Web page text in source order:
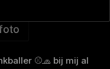
⚾🧢 bij mij al